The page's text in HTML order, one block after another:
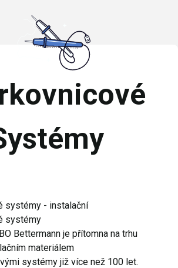
systémy - instalační
systémy
Bettermann je přítomna na trhu
materiálem
systémy již více než 100 let.